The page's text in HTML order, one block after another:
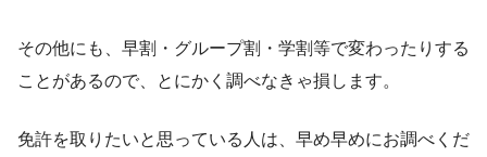
その他にも、早割・グループ割・学割等で変わったりする
ことがあるので、とにかく調べなきゃ損します。
免許を取りたいと思っている人は、早め早めにお調べくだ